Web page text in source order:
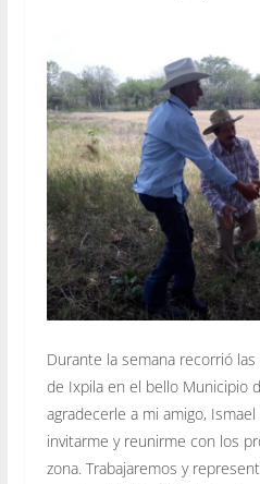
Durante la semana recorrió
de Ixpila en el bello Municipio
agradecerle a mi amigo,
invitarme y reunirme con los
zona. Trabajaremos y